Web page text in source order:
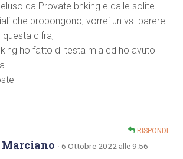
da Provate bnking e dalle solite
che propongono, vorrei un vs. parere
cifra,
ho fatto di testa mia ed ho avuto
RISPONDI
· 6 Ottobre 2022 alle 9:56